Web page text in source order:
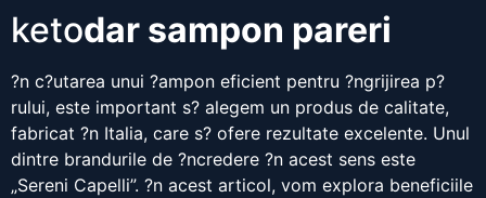
ketodar sampon pareri
?n c?utarea unui ?ampon eficient pentru ?ngrijirea p?
rului, este important s? alegem un produs de calitate,
fabricat ?n Italia, care s? ofere rezultate excelente. Unul
dintre brandurile de ?ncredere ?n acest sens este
„Sereni Capelli”. ?n acest articol, vom explora beneficiile